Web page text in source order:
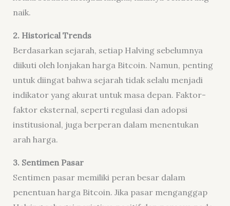
naik.
2. Historical Trends
Berdasarkan sejarah, setiap Halving sebelumnya
diikuti oleh lonjakan harga Bitcoin. Namun, penting
untuk diingat bahwa sejarah tidak selalu menjadi
indikator yang akurat untuk masa depan. Faktor-
faktor eksternal, seperti regulasi dan adopsi
institusional, juga berperan dalam menentukan
arah harga.
3. Sentimen Pasar
Sentimen pasar memiliki peran besar dalam
penentuan harga Bitcoin. Jika pasar menganggap